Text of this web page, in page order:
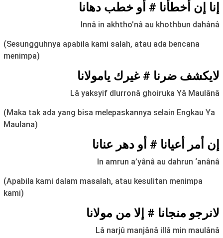
إنا إن أخطأنا # أو خطب دهانا
Innâ in akhtho’nâ au khothbun dahânâ
(Sesungguhnya apabila kami salah, atau ada bencana
menimpa)
لايکشف ضرنا # غيرك يامولانا
Lâ yaksyif dlurronâ ghoiruka Yâ Maulânâ
(Maka tak ada yang bisa melepaskannya selain Engkau Ya
Maulana)
إن أمر أعيانا # أو دهر عنانا
In amrun a’yânâ au dahrun ‘anânâ
(Apabila kami dalam masalah, atau kesulitan menimpa
kami)
لانرجو منجانا # إلا من مولانا
Lâ narjû manjânâ illâ min maulânâ